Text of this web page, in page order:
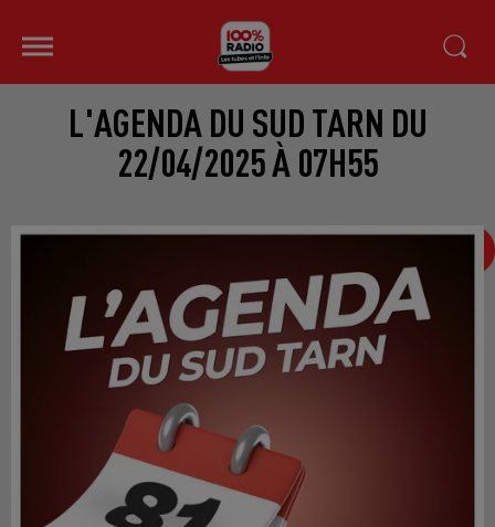
L'AGENDA DU SUD TARN DU
22/04/2025 À 07H55